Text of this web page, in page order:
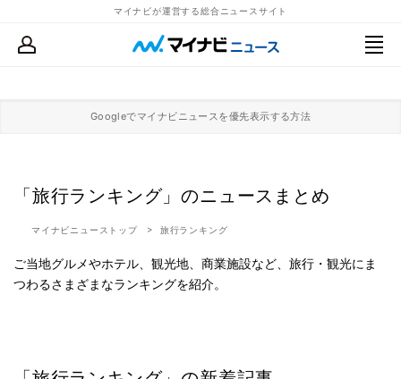
マイナビが運営する総合ニュースサイト
Googleでマイナビニュースを優先表示する方法
「旅行ランキング」のニュースまとめ
マイナビニューストップ 旅行ランキング
ご当地グルメやホテル、観光地、商業施設など、旅行・観光にま
つわるさまざまなランキングを紹介。